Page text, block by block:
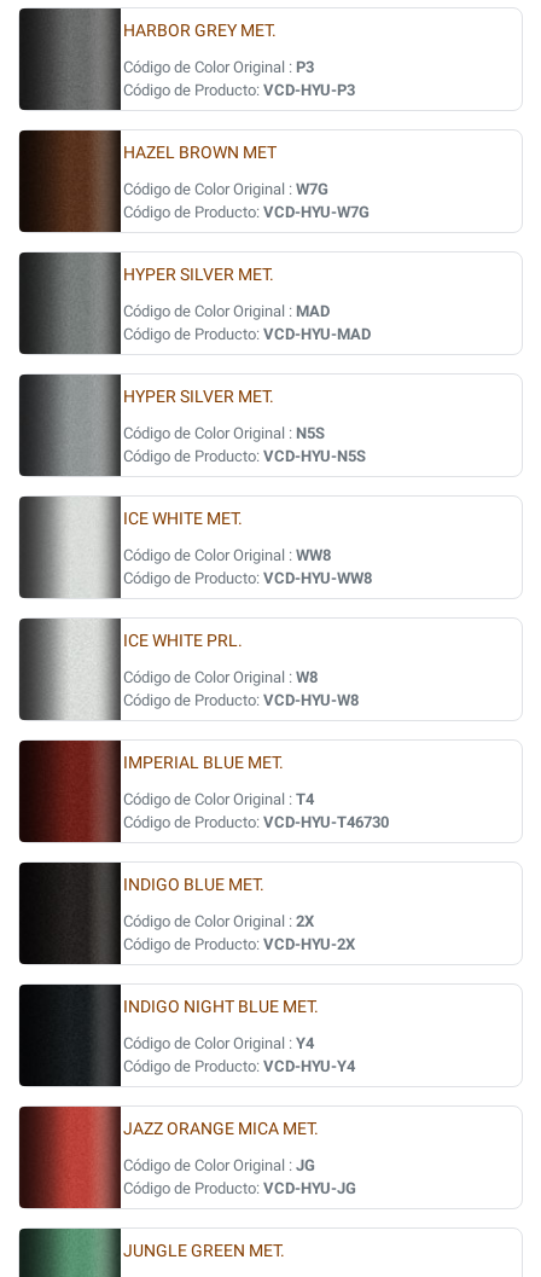
HARBOR GREY MET.
Código de Color Original : P3
Código de Producto: VCD-HYU-P3
HAZEL BROWN MET
Código de Color Original : W7G
Código de Producto: VCD-HYU-W7G
HYPER SILVER MET.
Código de Color Original : MAD
Código de Producto: VCD-HYU-MAD
HYPER SILVER MET.
Código de Color Original : N5S
Código de Producto: VCD-HYU-N5S
ICE WHITE MET.
Código de Color Original : WW8
Código de Producto: VCD-HYU-WW8
ICE WHITE PRL.
Código de Color Original : W8
Código de Producto: VCD-HYU-W8
IMPERIAL BLUE MET.
Código de Color Original : T4
Código de Producto: VCD-HYU-T46730
INDIGO BLUE MET.
Código de Color Original : 2X
Código de Producto: VCD-HYU-2X
INDIGO NIGHT BLUE MET.
Código de Color Original : Y4
Código de Producto: VCD-HYU-Y4
JAZZ ORANGE MICA MET.
Código de Color Original : JG
Código de Producto: VCD-HYU-JG
JUNGLE GREEN MET.